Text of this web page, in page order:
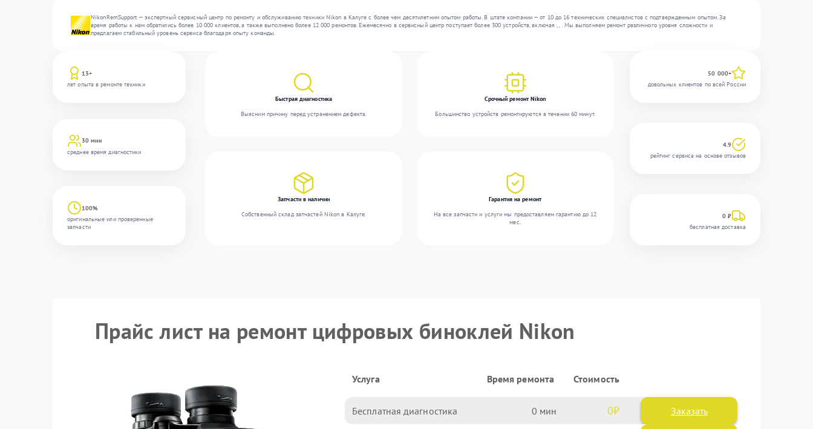
NikonRemSupport — экспертный сервисный центр по ремонту и обслуживанию техники Nikon в Калуге с более чем десятилетним опытом работы. В штате компании — от 10 до 16 технических специалистов с подтвержденным опытом. За
время работы к нам обратились более 10 000 клиентов, а также выполнено более 12 000 ремонтов. Ежемесячно в сервисный центр поступает более 300 устройств, включая , , . Мы выполняем ремонт различного уровня сложности и
предлагаем стабильный уровень сервиса благодаря опыту команды.
13+
лет опыта в ремонте техники
30 мин
среднее время диагностики
100%
оригинальные или проверенные
запчасти
Быстрая диагностика
Выясним причину перед устранением дефекта.
Срочный ремонт Nikon
Большинство устройств ремонтируются в течении 60 минут.
Запчасти в наличии
Собственный склад запчастей Nikon в Калуге.
Гарантия на ремонт
На все запчасти и услуги мы предоставляем гарантию до 12
мес.
50 000+
довольных клиентов по всей России
4.9
рейтинг сервиса на основе отзывов
0 ₽
бесплатная доставка
Прайс лист на ремонт цифровых биноклей Nikon
Услуга Время ремонта Стоимость
Бесплатная диагностика 0 0 Заказать